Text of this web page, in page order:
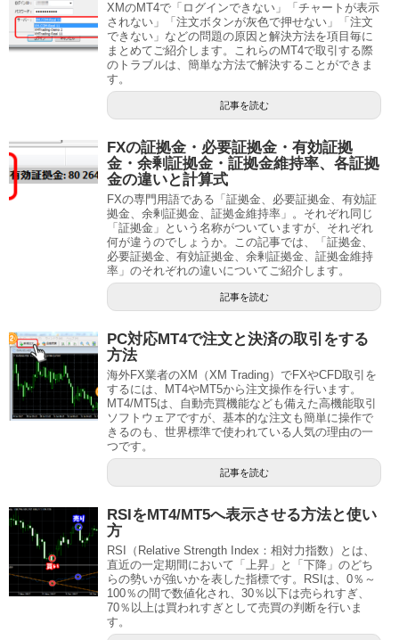
XMのMT4で「ログインできない」「チャートが表示
されない」「注文ボタンが灰色で押せない」「注文
できない」などの問題の原因と解決方法を項目毎に
まとめてご紹介します。これらのMT4で取引する際
のトラブルは、簡単な方法で解決することができま
す。
記事を読む
FXの証拠金・必要証拠金・有効証拠
金・余剰証拠金・証拠金維持率、各証拠
金の違いと計算式
FXの専門用語である「証拠金、必要証拠金、有効証
拠金、余剰証拠金、証拠金維持率」。それぞれ同じ
「証拠金」という名称がついていますが、それぞれ
何が違うのでしょうか。この記事では、「証拠金、
必要証拠金、有効証拠金、余剰証拠金、証拠金維持
率」のそれぞれの違いについてご紹介します。
記事を読む
PC対応MT4で注文と決済の取引をする
方法
海外FX業者のXM（XM Trading）でFXやCFD取引を
するには、MT4やMT5から注文操作を行います。
MT4/MT5は、自動売買機能なども備えた高機能取引
ソフトウェアですが、基本的な注文も簡単に操作で
きるのも、世界標準で使われている人気の理由の一
つです。
記事を読む
RSIをMT4/MT5へ表示させる方法と使い
方
RSI（Relative Strength Index：相対力指数）とは、
直近の一定期間において「上昇」と「下降」のどち
らの勢いが強いかを表した指標です。RSIは、0％～
100％の間で数値化され、30％以下は売られすぎ、
70％以上は買われすぎとして売買の判断を行いま
す。